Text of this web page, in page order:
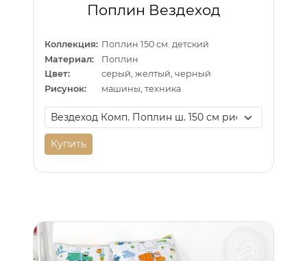
Поплин Вездеход
Коллекция: Поплин 150 см. детский
Материал:
Поплин
Цвет:
серый, желтый, черный
Рисунок:
машины, техника
Купить